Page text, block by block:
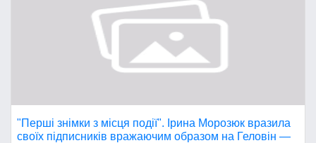
"Перші знімки з місця події". Ірина Морозюк вразила
своїх підписників вражаючим образом на Геловін —